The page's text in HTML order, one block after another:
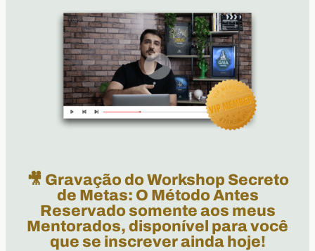
🎥 Gravação do Workshop Secreto
de Metas: O Método Antes
Reservado somente aos meus
Mentorados, disponível para você
que se inscrever ainda hoje!